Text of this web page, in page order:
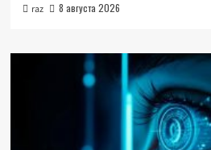
raz 8 августа 2026